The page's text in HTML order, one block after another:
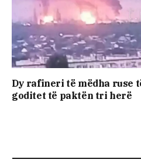
Dy rafineri të mëdha ruse
goditet të paktën tri herë